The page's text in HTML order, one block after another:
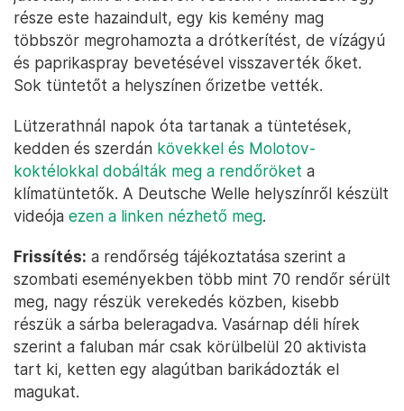
része este hazaindult, egy kis kemény mag
többször megrohamozta a drótkerítést, de vízágyú
és paprikaspray bevetésével visszaverték őket.
Sok tüntetőt a helyszínen őrizetbe vették.
Lützerathnál napok óta tartanak a tüntetések,
kedden és szerdán kövekkel és Molotov-
koktélokkal dobálták meg a rendőröket a
klímatüntetők. A Deutsche Welle helyszínről készült
videója ezen a linken nézhető meg.
Frissítés: a rendőrség tájékoztatása szerint a
szombati eseményekben több mint 70 rendőr sérült
meg, nagy részük verekedés közben, kisebb
részük a sárba beleragadva. Vasárnap déli hírek
szerint a faluban már csak körülbelül 20 aktivista
tart ki, ketten egy alagútban barikádozták el
magukat.